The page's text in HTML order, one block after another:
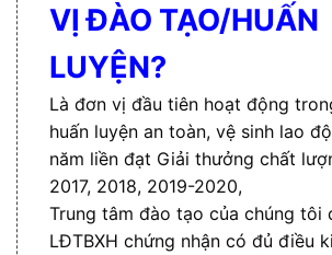
VỊ ĐÀO TẠO/HUẤN
LUYỆN?
Là đơn vị đầu tiên hoạt động
huấn luyện an toàn, vệ sinh lao
năm liền đạt Giải thưởng chất
2017, 2018, 2019-2020,
Trung tâm đào tạo của chúng tôi
LĐTBXH chứng nhận có đủ điều